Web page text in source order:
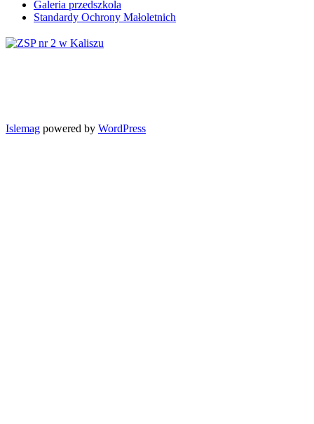
Galeria przedszkola
Standardy Ochrony Małoletnich
Islemag powered by WordPress